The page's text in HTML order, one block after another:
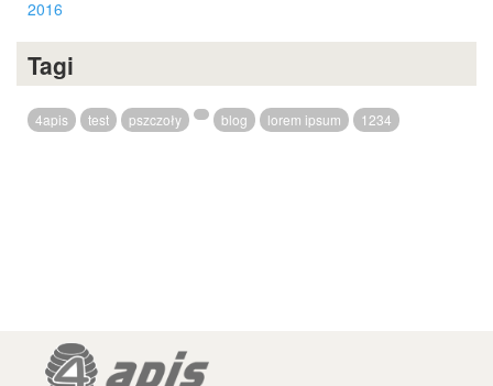
2016
Tagi
4apis test pszczoły blog lorem ipsum 1234